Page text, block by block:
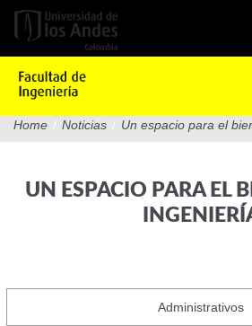
Pasar
contenido
Home / Noticias / Un espacio para el
UN ESPACIO PARA EL
Administrativos